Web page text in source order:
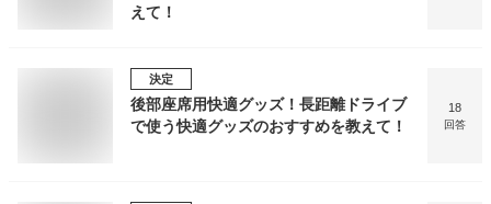
えて！
決定
後部座席用快適グッズ！長距離ドライブ
で使う快適グッズのおすすめを教えて！
18
回答